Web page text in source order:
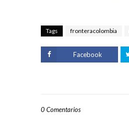
Tags fronteracolombia
Facebook
0 Comentarios